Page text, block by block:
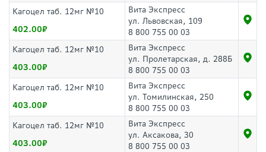
Кагоцел таб. 12мг №10
402.00
Вита Экспресс
ул. Львовская, 109
8 800 755 00 03
Кагоцел таб. 12мг №10
403.00
Вита Экспресс
ул. Пролетарская, д. 288Б
8 800 755 00 03
Кагоцел таб. 12мг №10
403.00
Вита Экспресс
ул. Томилинская, 250
8 800 755 00 03
Кагоцел таб. 12мг №10
403.00
Вита Экспресс
ул. Аксакова, 30
8 800 755 00 03